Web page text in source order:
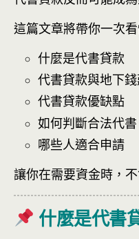
這篇文章將帶你一次看
什麼是代書貸款
代書貸款與地下
代書貸款優缺點
如何判斷合法代書
哪些人適合申請
讓你在需要資金時，不
什麼是代書